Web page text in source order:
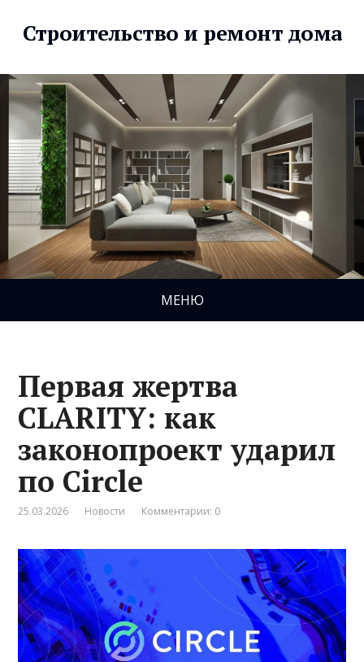
Строительство и ремонт дома
МЕНЮ
Первая жертва
CLARITY: как
законопроект ударил
по Circle
25.03.2026 Новости Комментарии: 0